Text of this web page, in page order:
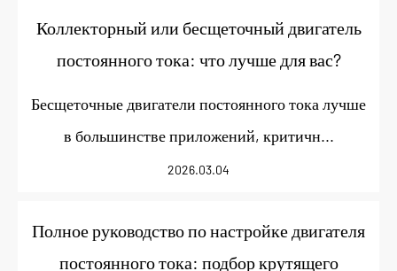
Коллекторный или бесщеточный двигатель
постоянного тока: что лучше для вас?
Бесщеточные двигатели постоянного тока лучше
в большинстве приложений, критичн...
2026.03.04
Полное руководство по настройке двигателя
постоянного тока: подбор крутящего